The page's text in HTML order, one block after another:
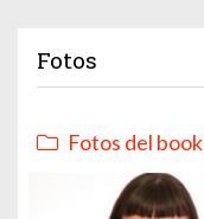
Fotos
Fotos del book